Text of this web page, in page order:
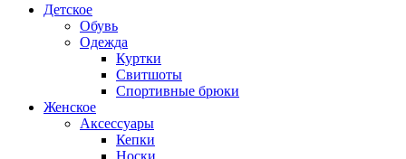
Детское
Обувь
Одежда
Куртки
Свитшоты
Спортивные брюки
Женское
Аксессуары
Кепки
Носки